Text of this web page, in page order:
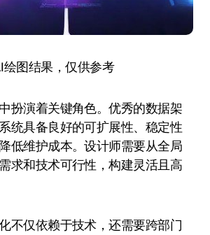
绘图结果，仅供参考
扮演着关键角色。优秀的数据架
统具备良好的可扩展性、稳定性
低维护成本。设计师需要从全局
求和技术可行性，构建灵活且高
不仅依赖于技术，还需要跨部门